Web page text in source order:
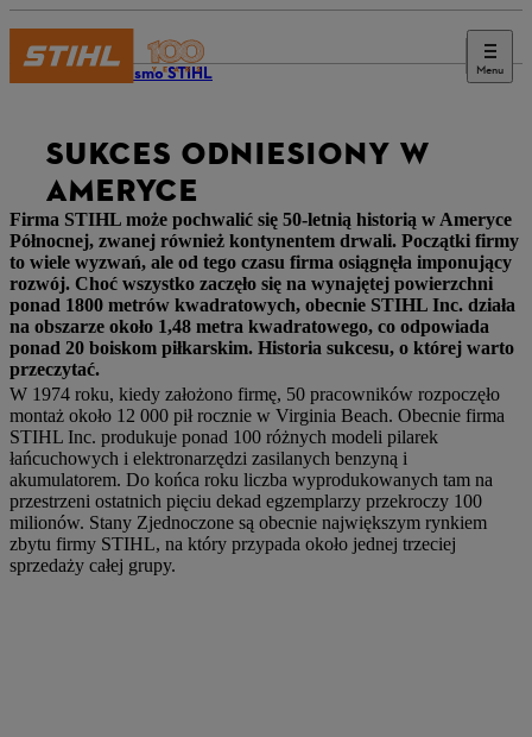
Menu
Czasopismo STIHL
SUKCES ODNIESIONY W
AMERYCE
Firma STIHL może pochwalić się 50-letnią historią w Ameryce
Północnej, zwanej również kontynentem drwali. Początki firmy
to wiele wyzwań, ale od tego czasu firma osiągnęła imponujący
rozwój. Choć wszystko zaczęło się na wynajętej powierzchni
ponad 1800 metrów kwadratowych, obecnie STIHL Inc. działa
na obszarze około 1,48 metra kwadratowego, co odpowiada
ponad 20 boiskom piłkarskim. Historia sukcesu, o której warto
przeczytać.
W 1974 roku, kiedy założono firmę, 50 pracowników rozpoczęło
montaż około 12 000 pił rocznie w Virginia Beach. Obecnie firma
STIHL Inc. produkuje ponad 100 różnych modeli pilarek
łańcuchowych i elektronarzędzi zasilanych benzyną i
akumulatorem. Do końca roku liczba wyprodukowanych tam na
przestrzeni ostatnich pięciu dekad egzemplarzy przekroczy 100
milionów. Stany Zjednoczone są obecnie największym rynkiem
zbytu firmy STIHL, na który przypada około jednej trzeciej
sprzedaży całej grupy.